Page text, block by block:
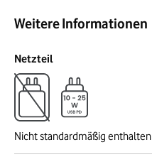
Weitere Informationen
Netzteil
Nicht standardmäßig enthalten